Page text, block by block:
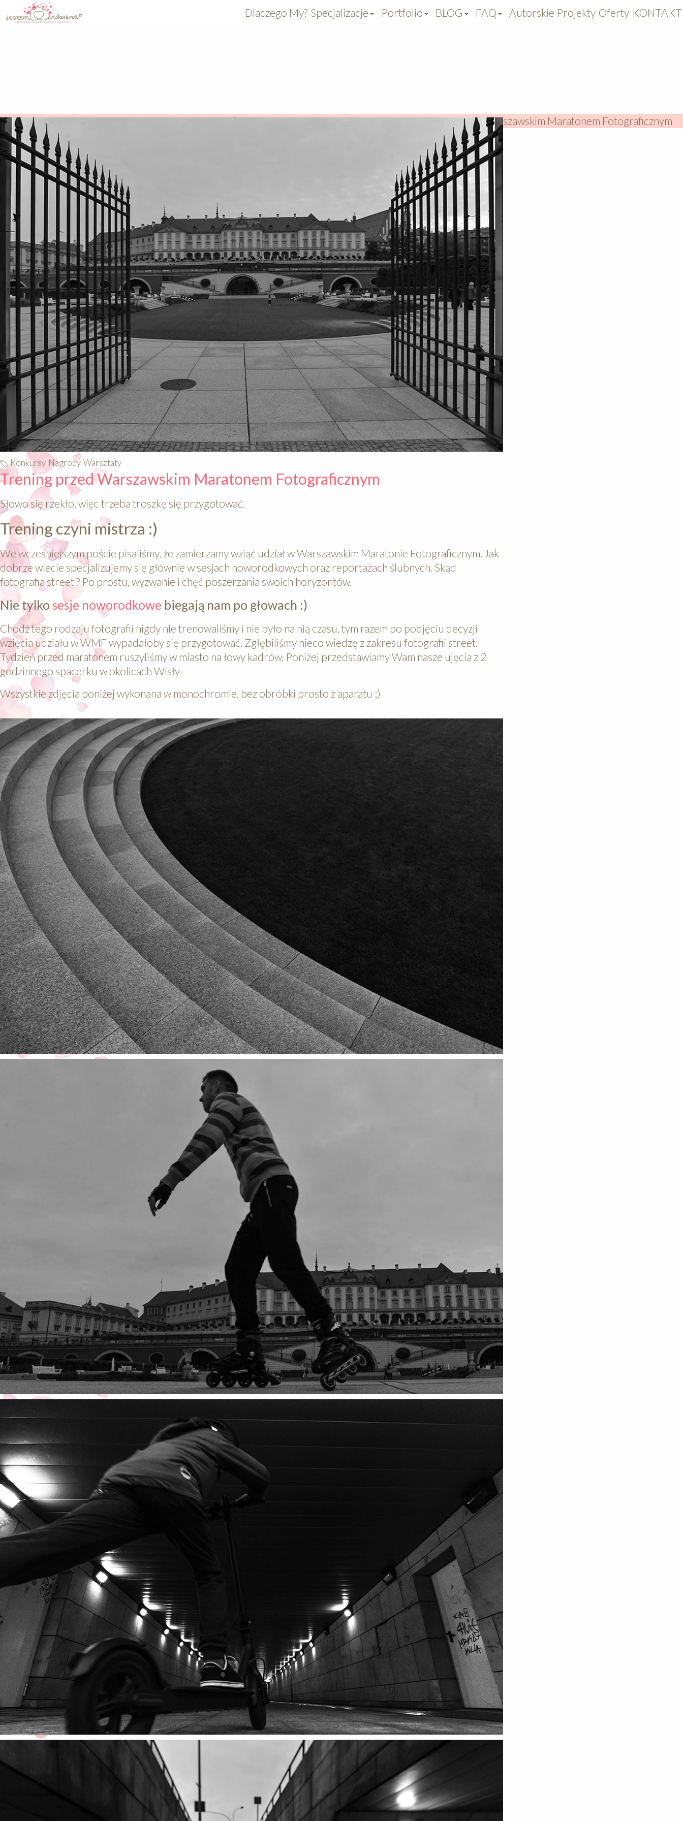
Dlaczego My? Specjalizacje Portfolio BLOG FAQ Autorskie Projekty Oferty KONTAKT
IdealnaStrona.pl>SercemWidziane>Blog Fotograficzny>Konkursy, Nagrody, Warsztaty>Trening przed Warszawskim Maratonem Fotograficznym
Konkursy, Nagrody, Warsztaty
Trening przed Warszawskim Maratonem Fotograficznym
Słowo się rzekło, więc trzeba troszkę się przygotować.
Trening czyni mistrza :)
We wcześniejszym poście pisaliśmy, że zamierzamy wziąć udział w Warszawskim Maratonie Fotograficznym. Jak
dobrze wiecie specjalizujemy się głównie w sesjach noworodkowych oraz reportażach ślubnych. Skąd
fotografia street ? Po prostu, wyzwanie i chęć poszerzania swoich horyzontów.
Nie tylko sesje noworodkowe biegają nam po głowach :)
Chodź tego rodzaju fotografii nigdy nie trenowaliśmy i nie było na nią czasu, tym razem po podjęciu decyzji
wzięcia udziału w WMF wypadałoby się przygotować. Zgłębiliśmy nieco wiedzę z zakresu fotografii street.
Tydzień przed maratonem ruszyliśmy w miasto na łowy kadrów. Poniżej przedstawiamy Wam nasze ujęcia z 2
godzinnego spacerku w okolicach Wisły
Wszystkie zdjęcia poniżej wykonana w monochromie, bez obróbki prosto z aparatu ;)